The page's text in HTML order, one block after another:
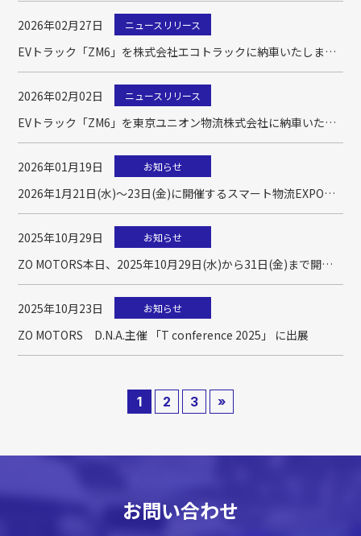
2026年02月27日
ニュースリリース
EVトラック「ZM6」を株式会社エコトラックに納車いたしまし
た
2026年02月02日
ニュースリリース
EVトラック「ZM6」を東京ユニオン物流株式会社に納車いたし
ました
2026年01月19日
お知らせ
2026年1月21日(水)～23日(金)に開催するスマート物流EXPOに
出展
2025年10月29日
お知らせ
ZO MOTORS本日、2025年10月29日(水)から31日(金)まで開催
するスマート物流EXPOに出展しております
2025年10月23日
お知らせ
ZO MOTORS D.N.A.主催 「T conference 2025」 に出展
1 2 3 »
お問い合わせ